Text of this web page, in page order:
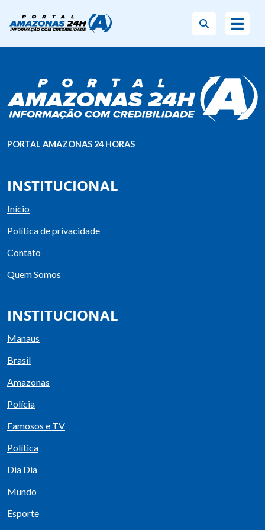
PORTAL AMAZONAS 24 HORAS
INSTITUCIONAL
Início
Política de privacidade
Contato
Quem Somos
INSTITUCIONAL
Manaus
Brasil
Amazonas
Polícia
Famosos e TV
Política
Dia Dia
Mundo
Esporte